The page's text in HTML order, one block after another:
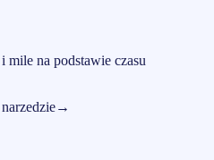
mile na podstawie czasu
→